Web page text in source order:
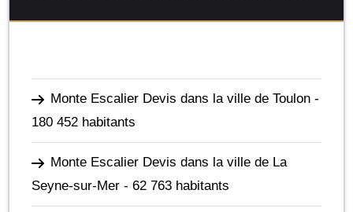
Monte Escalier Devis dans la ville de Toulon -
180 452 habitants
Monte Escalier Devis dans la ville de La
Seyne-sur-Mer - 62 763 habitants